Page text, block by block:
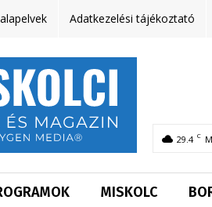
Adatkezelési tájékoztató
29.4 C
MISKOLC